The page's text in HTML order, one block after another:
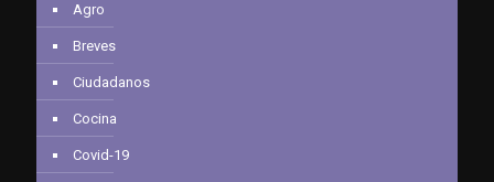
Agro
Breves
Ciudadanos
Cocina
Covid-19